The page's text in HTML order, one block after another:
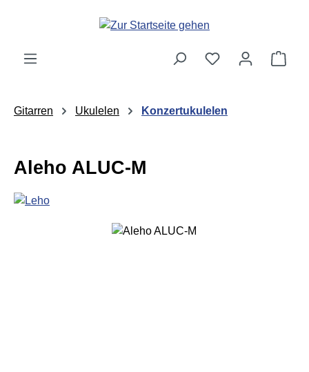
Zum Hauptinhalt springen
Gitarren Ukulelen Konzertukulelen
Aleho ALUC-M
Bildergalerie überspringen